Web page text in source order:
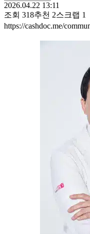
2026.04.22 13:11
조회 318추천 2스크랩 1
https://cashdoc.me/